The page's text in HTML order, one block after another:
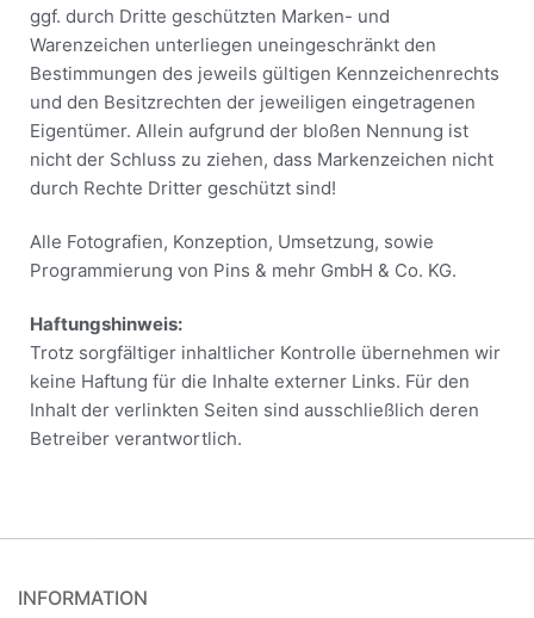
ggf. durch Dritte geschützten Marken- und
Warenzeichen unterliegen uneingeschränkt den
Bestimmungen des jeweils gültigen Kennzeichenrechts
und den Besitzrechten der jeweiligen eingetragenen
Eigentümer. Allein aufgrund der bloßen Nennung ist
nicht der Schluss zu ziehen, dass Markenzeichen nicht
durch Rechte Dritter geschützt sind!
Alle Fotografien, Konzeption, Umsetzung, sowie
Programmierung von Pins & mehr GmbH & Co. KG.
Haftungshinweis:
Trotz sorgfältiger inhaltlicher Kontrolle übernehmen wir
keine Haftung für die Inhalte externer Links. Für den
Inhalt der verlinkten Seiten sind ausschließlich deren
Betreiber verantwortlich.
INFORMATION